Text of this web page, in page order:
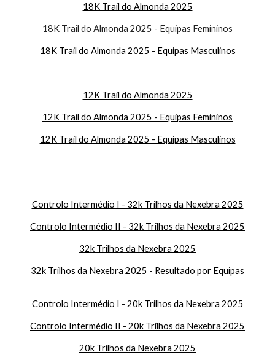
18K Trail do Almonda 2025
18K Trail do Almonda 2025 - Equipas Femininos
18K Trail do Almonda 2025 - Equipas Masculinos
12K Trail do Almonda 2025
12K Trail do Almonda 2025 - Equipas Femininos
12K Trail do Almonda 2025 - Equipas Masculinos
Controlo Intermédio I - 32k Trilhos da Nexebra 2025
Controlo Intermédio II - 32k Trilhos da Nexebra 2025
32k Trilhos da Nexebra 2025
32k Trilhos da Nexebra 2025 - Resultado por Equipas
Controlo Intermédio I - 20k Trilhos da Nexebra 2025
Controlo Intermédio II - 20k Trilhos da Nexebra 2025
20k Trilhos da Nexebra 2025